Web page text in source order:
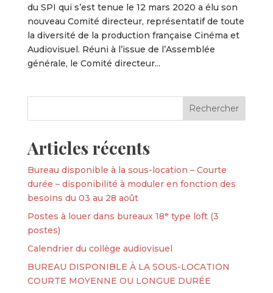
du SPI qui s’est tenue le 12 mars 2020 a élu son
nouveau Comité directeur, représentatif de toute
la diversité de la production française Cinéma et
Audiovisuel. Réuni à l’issue de l’Assemblée
générale, le Comité directeur...
Articles récents
Bureau disponible à la sous-location – Courte
durée – disponibilité à moduler en fonction des
besoins du 03 au 28 août
Postes à louer dans bureaux 18ᵉ type loft (3
postes)
Calendrier du collège audiovisuel
BUREAU DISPONIBLE À LA SOUS-LOCATION
COURTE MOYENNE OU LONGUE DURÉE